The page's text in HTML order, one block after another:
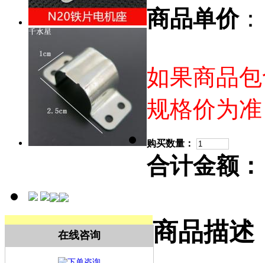
商品单价
如果商品
规格价为准
购买数量：
合计金额：
在线咨询 商品描述